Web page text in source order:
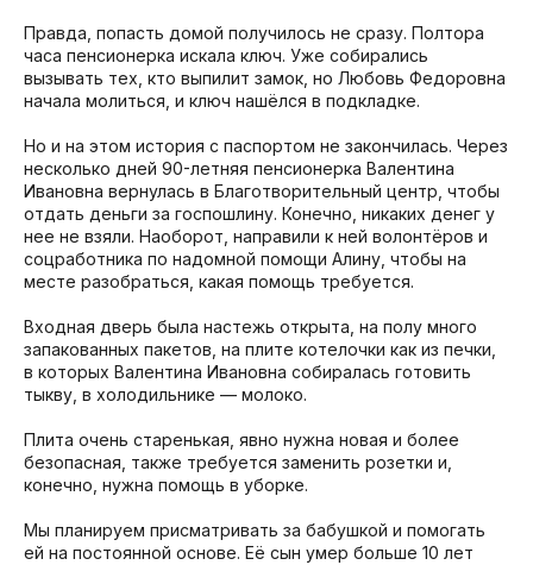
Правда, попасть домой получилось не сразу. Полтора
часа пенсионерка искала ключ. Уже собирались
вызывать тех, кто выпилит замок, но Любовь Федоровна
начала молиться, и ключ нашёлся в подкладке.
Но и на этом история с паспортом не закончилась. Через
несколько дней 90-летняя пенсионерка Валентина
Ивановна вернулась в Благотворительный центр, чтобы
отдать деньги за госпошлину. Конечно, никаких денег у
нее не взяли. Наоборот, направили к ней волонтёров и
соцработника по надомной помощи Алину, чтобы на
месте разобраться, какая помощь требуется.
Входная дверь была настежь открыта, на полу много
запакованных пакетов, на плите котелочки как из печки,
в которых Валентина Ивановна собиралась готовить
тыкву, в холодильнике — молоко.
Плита очень старенькая, явно нужна новая и более
безопасная, также требуется заменить розетки и,
конечно, нужна помощь в уборке.
Мы планируем присматривать за бабушкой и помогать
ей на постоянной основе. Её сын умер больше 10 лет